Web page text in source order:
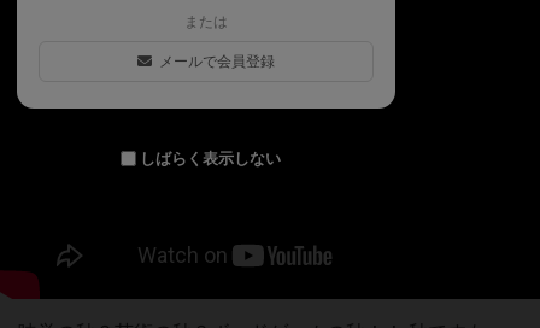
または
メールで会員登録
しばらく表示しない